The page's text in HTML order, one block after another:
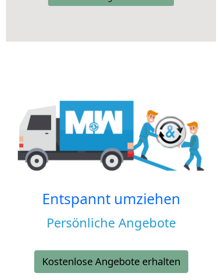
Entspannt umziehen
Persönliche Angebote
Kostenlose Angebote erhalten